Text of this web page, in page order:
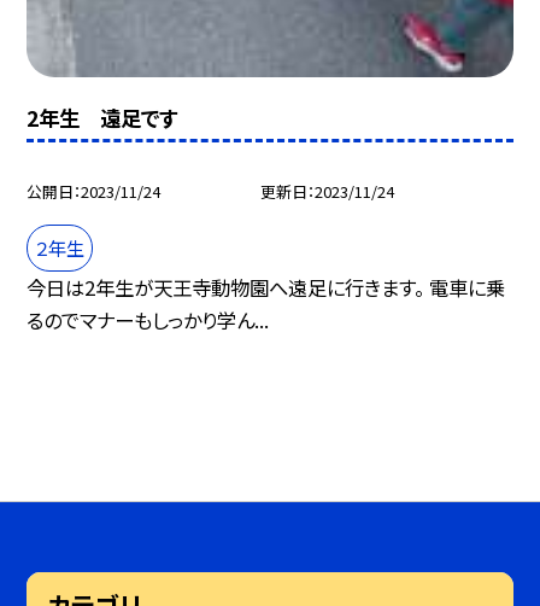
2年生 遠足です
公開日 2023/11/24 更新日 2023/11/24
２年生
今日は2年生が天王寺動物園へ遠足に行きます。 電車に乗
るのでマナーもしっかり学ん...